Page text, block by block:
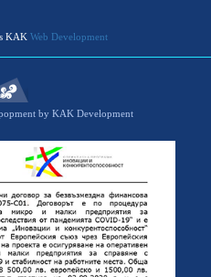
KAK Web Development
by KAK Development